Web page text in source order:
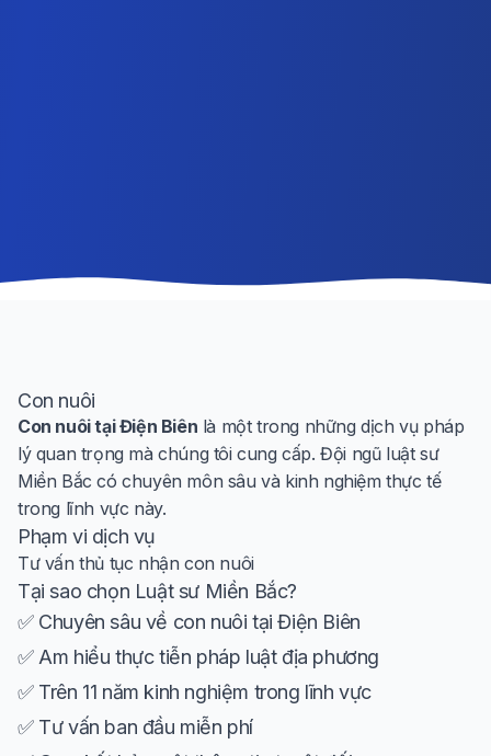
Con nuôi
Con nuôi tại Điện Biên là một trong những dịch vụ pháp
lý quan trọng mà chúng tôi cung cấp. Đội ngũ luật sư
Miền Bắc có chuyên môn sâu và kinh nghiệm thực tế
trong lĩnh vực này.
Phạm vi dịch vụ
Tư vấn thủ tục nhận con nuôi
Tại sao chọn Luật sư Miền Bắc?
✅ Chuyên sâu về con nuôi tại Điện Biên
✅ Am hiểu thực tiễn pháp luật địa phương
✅ Trên 11 năm kinh nghiệm trong lĩnh vực
✅ Tư vấn ban đầu miễn phí